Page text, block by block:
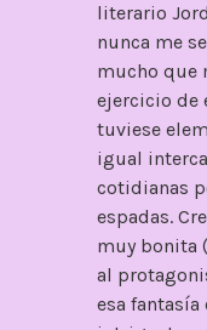
literario
nunca me
mucho que
ejercicio de
tuviese
igual
cotidianas
espadas.
muy bonita
al
esa